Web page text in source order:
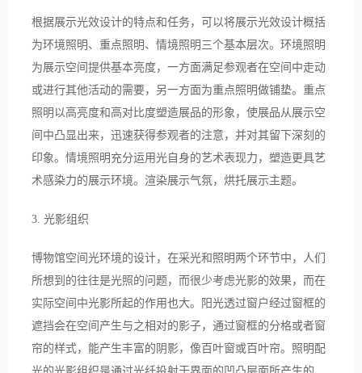
根据展示光效设计的特点和任务，可以将展示光效设计概括
为环境照明、重点照明、情境照明三个基本层次。环境照明
为展示空间提供基本亮度，一方面满足参观者在空间中走动
或进行其他活动的需要，另一方面为重点照明做铺垫。重点
照明以高亮度和高对比度塑造展品的形象，使展品从展示空
间中凸显出来，迅速获得参观者的注意，并对其留下深刻的
印象。情境照明充分运用光自身的艺术表现力，塑造更具艺
术感染力的展示环境。渲染展示气氛，烘托展示主题。
3. 光影组织
博物馆空间光环境的设计，在采光和照明两个环节中，人们
所想到的往往是光照的问题，而很少考虑光影的效果，而在
实际空间中光影所起的作用也大。阳光透过窗户经过窗框的
遮挡会在空间产生与之相对的影子，通过窗框的分格或者窗
帘的样式，能产生丰富的阴影，像百叶窗或百叶帘。照明配